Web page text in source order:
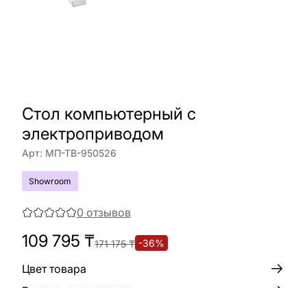
Стол компьютерный с
электроприводом
Арт: МП-ТВ-950526
Showroom
0 отзывов
109 795 ₸171 175₸ -36%
Цвет товара